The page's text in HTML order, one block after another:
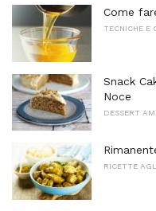
Come
TECNICHE E
Snack
Noce
DESSERT
RICETTE